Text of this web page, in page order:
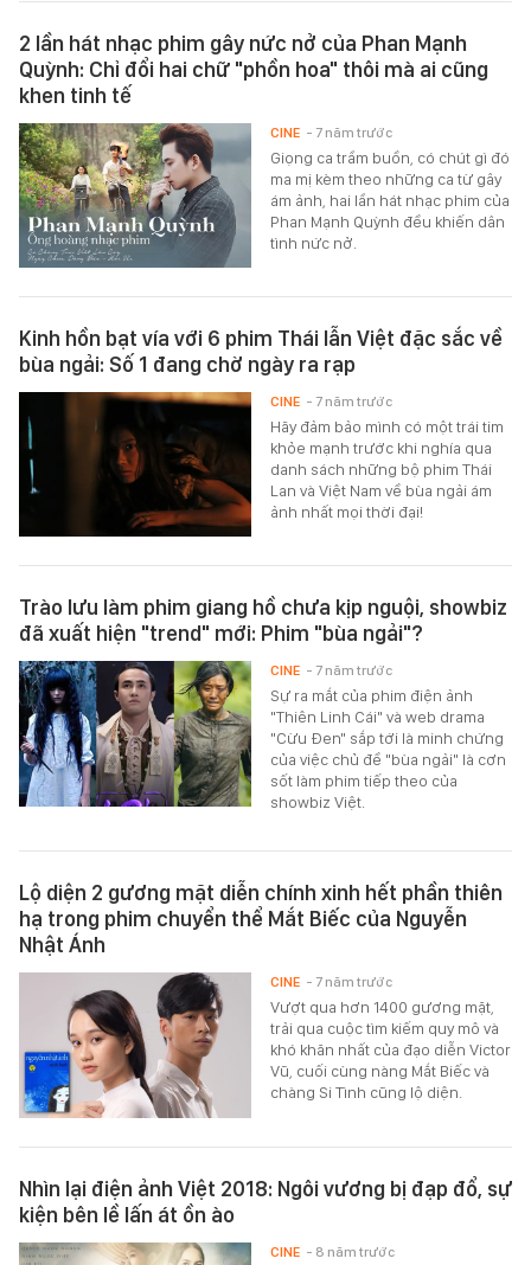
2 lần hát nhạc phim gây nức nở của Phan Mạnh
Quỳnh: Chỉ đổi hai chữ "phồn hoa" thôi mà ai cũng
khen tinh tế
Giọng ca trầm buồn, có chút gì đó
ma mị kèm theo những ca từ gây
ám ảnh, hai lần hát nhạc phim của
Phan Mạnh Quỳnh đều khiến dân
tình nức nở.
CINE - 7 năm trước
Kinh hồn bạt vía với 6 phim Thái lẫn Việt đặc sắc về
bùa ngải: Số 1 đang chờ ngày ra rạp
Hãy đảm bảo mình có một trái tim
khỏe mạnh trước khi nghía qua
danh sách những bộ phim Thái
Lan và Việt Nam về bùa ngải ám
ảnh nhất mọi thời đại!
CINE - 7 năm trước
Trào lưu làm phim giang hồ chưa kịp nguội, showbiz
đã xuất hiện "trend" mới: Phim "bùa ngải"?
Sự ra mắt của phim điện ảnh
"Thiên Linh Cái" và web drama
"Cừu Đen" sắp tới là minh chứng
của việc chủ đề "bùa ngải" là cơn
sốt làm phim tiếp theo của
showbiz Việt.
CINE - 7 năm trước
Lộ diện 2 gương mặt diễn chính xinh hết phần thiên
hạ trong phim chuyển thể Mắt Biếc của Nguyễn
Nhật Ánh
Vượt qua hơn 1400 gương mặt,
trải qua cuộc tìm kiếm quy mô và
khó khăn nhất của đạo diễn Victor
Vũ, cuối cùng nàng Mắt Biếc và
chàng Si Tình cũng lộ diện.
CINE - 7 năm trước
Nhìn lại điện ảnh Việt 2018: Ngôi vương bị đạp đổ, sự
kiện bên lề lấn át ồn ào
CINE - 8 năm trước